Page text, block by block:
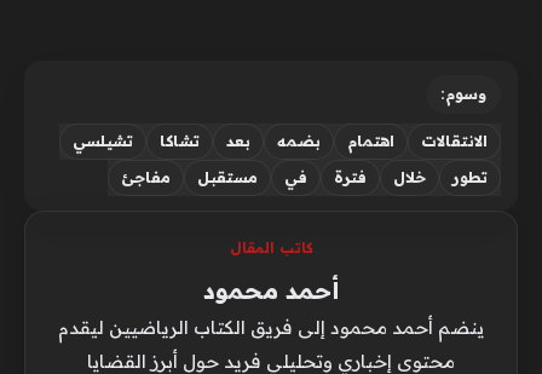
وسوم:
الانتقالات اهتمام بضمه بعد تشاكا
تشيلسي
تطور
خلال فترة في مستقبل مفاجئ
كاتب المقال
أحمد محمود
ينضم أحمد محمود إلى فريق الكتاب الرياضيين ليقدم
محتوى إخباري وتحليلي فريد حول أبرز القضايا